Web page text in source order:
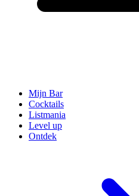
Mijn Bar
Cocktails
Listmania
Level up
Ontdek